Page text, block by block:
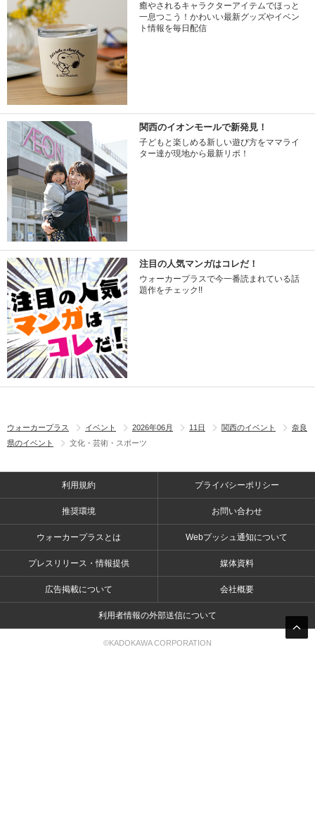
癒やされるキャラクターアイテムでほっと
一息つこう！かわいい最新グッズやイベン
ト情報を毎日配信
関西のイオンモールで新発見！
子どもと楽しめる新しい遊び方をママライ
ター達が現地から最新リポ！
注目の人気マンガはコレだ！
ウォーカープラスで今一番読まれている話
題作をチェック!!
ウォーカープラス イベント 2026年06月 11日 関西のイベント
奈良
県のイベント
文化・芸術・スポーツ
利用規約 プライバシーポリシー
推奨環境 お問い合わせ
ウォーカープラスとは Webプッシュ通知について
プレスリリース・情報提供 媒体資料
広告掲載について 会社概要
利用者情報の外部送信について
©KADOKAWA CORPORATION